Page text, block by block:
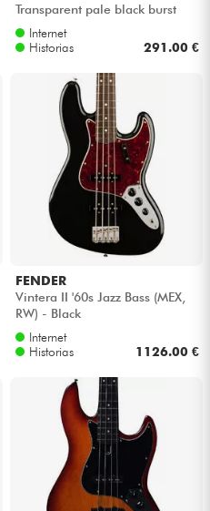
Transparent pale black burst
Internet
Historias
291.00 €
FENDER
Vintera II '60s Jazz Bass (MEX,
RW) - Black
Internet
Historias
1126.00 €